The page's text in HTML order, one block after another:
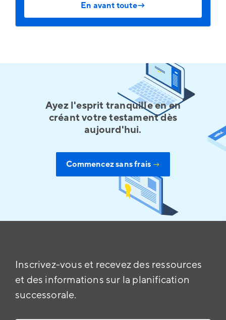
En avant toute→
Ayez l'esprit tranquille en en
créant votre testament dès
aujourd'hui.
Commencez sans frais →
Inscrivez-vous et recevez des ressources
et des informations sur la planification
successorale.